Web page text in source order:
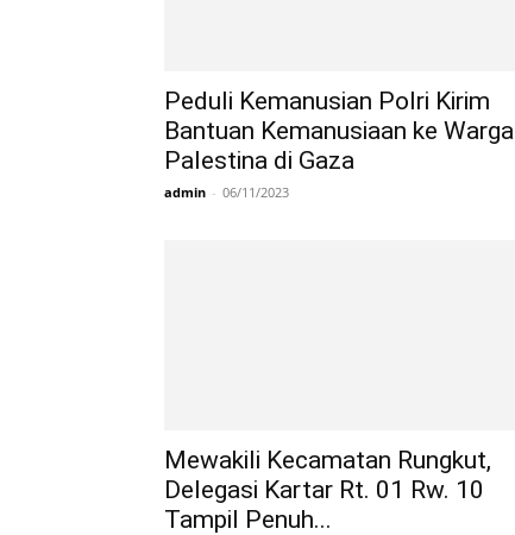
Peduli Kemanusian Polri Kirim
Bantuan Kemanusiaan ke Warga
Palestina di Gaza
admin - 06/11/2023
Mewakili Kecamatan Rungkut,
Delegasi Kartar Rt. 01 Rw. 10
Tampil Penuh...